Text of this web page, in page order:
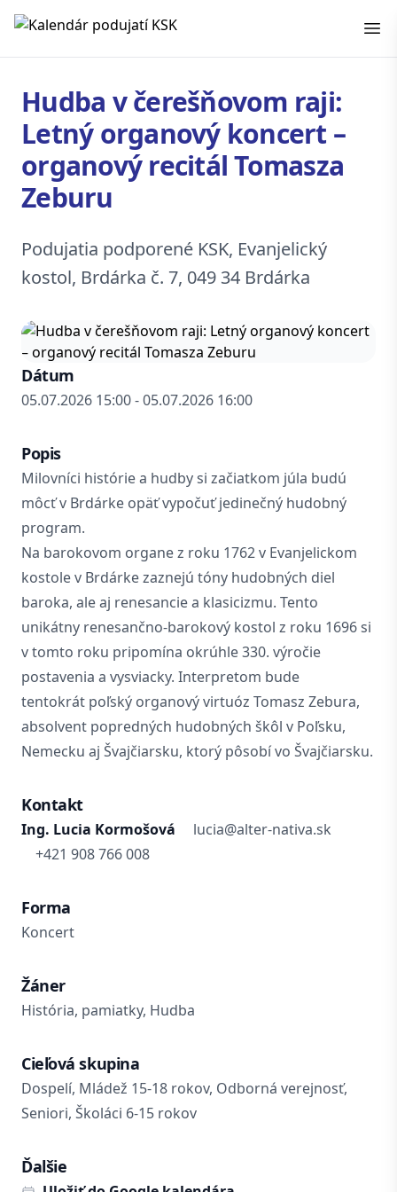
Kalendár podujatí KSK
Hudba v čerešňovom raji:
Letný organový koncert –
organový recitál Tomasza
Zeburu
Podujatia podporené KSK, Evanjelický
kostol, Brdárka č. 7, 049 34 Brdárka
Dátum
05.07.2026 15:00 - 05.07.2026 16:00
Popis
Milovníci histórie a hudby si začiatkom júla budú
môcť v Brdárke opäť vypočuť jedinečný hudobný
program.
Na barokovom organe z roku 1762 v Evanjelickom
kostole v Brdárke zaznejú tóny hudobných diel
baroka, ale aj renesancie a klasicizmu. Tento
unikátny renesančno-barokový kostol z roku 1696 si
v tomto roku pripomína okrúhle 330. výročie
postavenia a vysviacky. Interpretom bude
tentokrát poľský organový virtuóz Tomasz Zebura,
absolvent popredných hudobných škôl v Poľsku,
Nemecku aj Švajčiarsku, ktorý pôsobí vo Švajčiarsku.
Kontakt
Ing. Lucia Kormošová
lucia@alter-nativa.sk
+421 908 766 008
Forma
Koncert
Žáner
História, pamiatky, Hudba
Cieľová skupina
Dospelí, Mládež 15-18 rokov, Odborná verejnosť,
Seniori, Školáci 6-15 rokov
Ďalšie